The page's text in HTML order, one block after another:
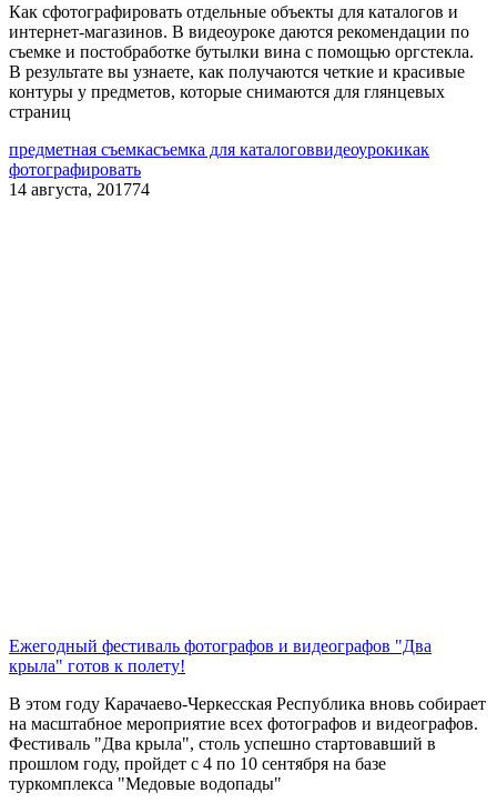
Как сфотографировать отдельные объекты для каталогов и
интернет-магазинов. В видеоуроке даются рекомендации по
съемке и постобработке бутылки вина с помощью оргстекла.
В результате вы узнаете, как получаются четкие и красивые
контуры у предметов, которые снимаются для глянцевых
страниц
предметная съемкасъемка для каталоговвидеоурокикак
фотографировать
14 августа, 201774
Ежегодный фестиваль фотографов и видеографов "Два
крыла" готов к полету!
В этом году Карачаево-Черкесская Республика вновь собирает
на масштабное мероприятие всех фотографов и видеографов.
Фестиваль "Два крыла", столь успешно стартовавший в
прошлом году, пройдет с 4 по 10 сентября на базе
туркомплекса "Медовые водопады"